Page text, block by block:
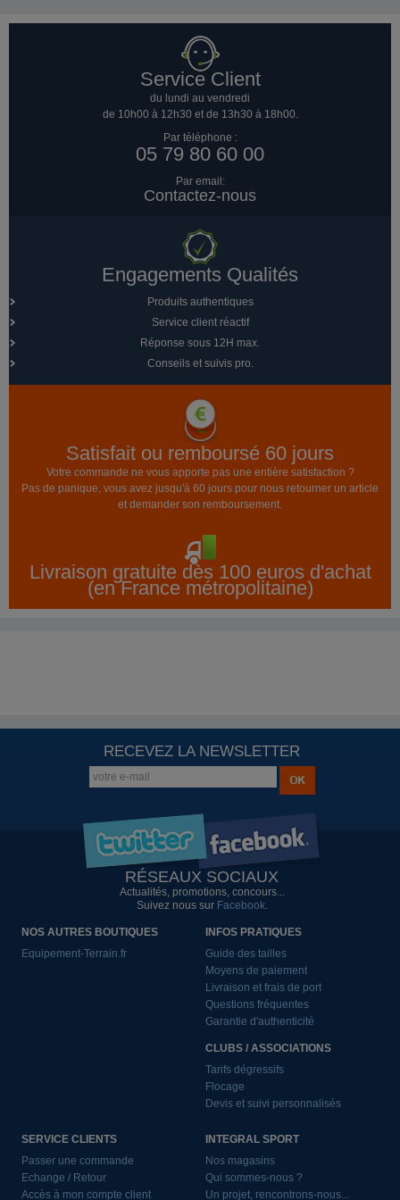
Service Client
du lundi au vendredi
de 10h00 à 12h30 et de 13h30 à 18h00.
Par téléphone :
05 79 80 60 00
Par email:
Contactez-nous
Engagements Qualités
Produits authentiques
Service client réactif
Réponse sous 12H max.
Conseils et suivis pro.
Satisfait ou remboursé 60 jours
Votre commande ne vous apporte pas une entière satisfaction ?
Pas de panique, vous avez jusqu'à 60 jours pour nous retourner un article
et demander son remboursement.
Livraison gratuite dès 100 euros d'achat
(en France métropolitaine)
RECEVEZ LA NEWSLETTER
RÉSEAUX SOCIAUX
Actualités, promotions, concours...
Suivez nous sur Facebook.
NOS AUTRES BOUTIQUES
Equipement-Terrain.fr
INFOS PRATIQUES
Guide des tailles
Moyens de paiement
Livraison et frais de port
Questions fréquentes
Garantie d'authenticité
CLUBS / ASSOCIATIONS
Tarifs dégressifs
Flocage
Devis et suivi personnalisés
SERVICE CLIENTS
Passer une commande
Echange / Retour
Accès à mon compte client
INTEGRAL SPORT
Nos magasins
Qui sommes-nous ?
Un projet, rencontrons-nous...